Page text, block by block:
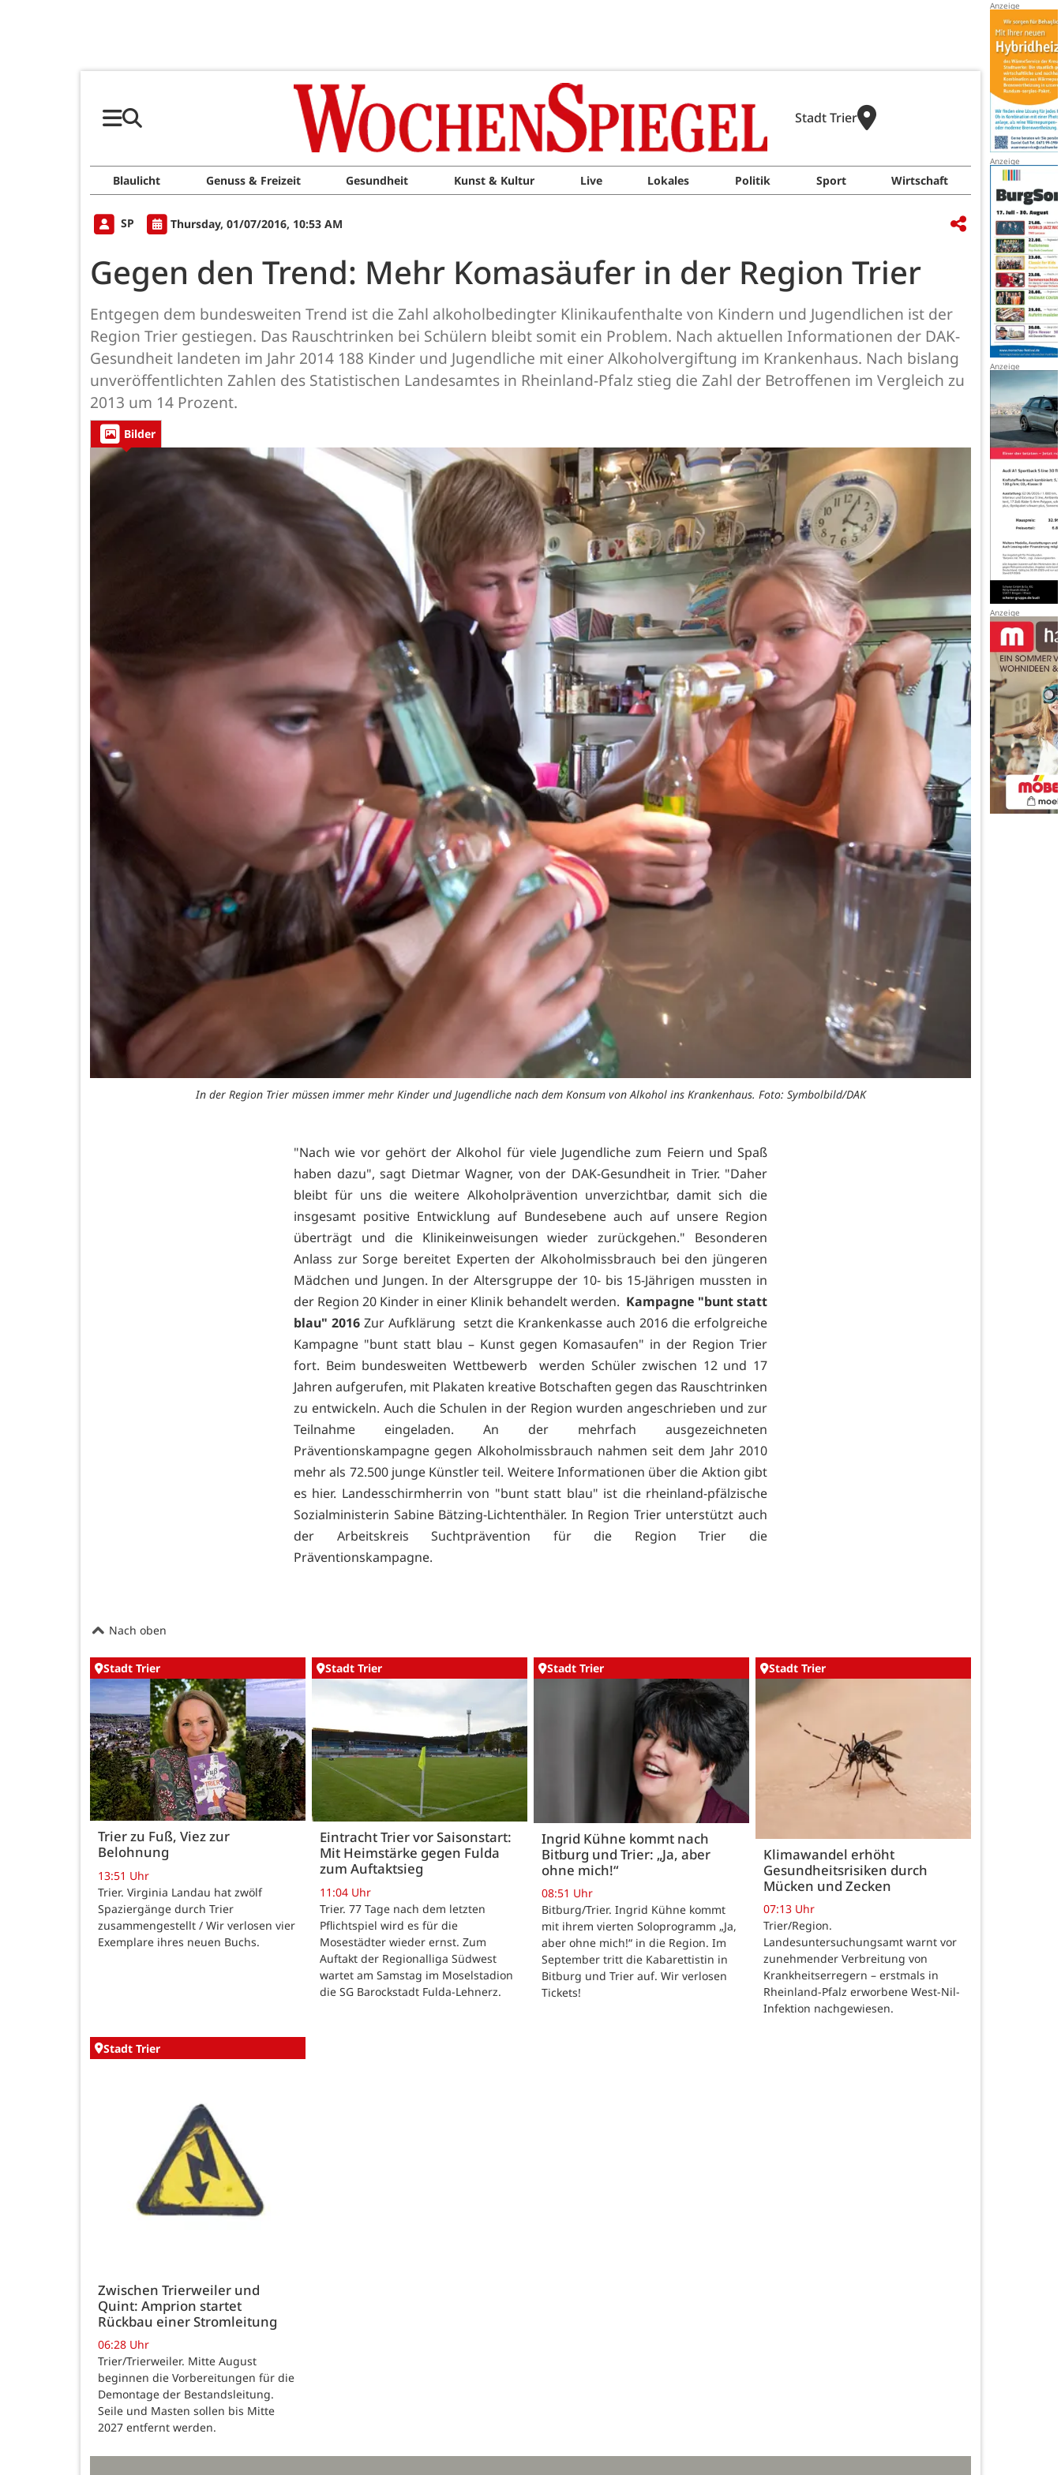
Stadt Trier
Blaulicht Genuss & Freizeit Gesundheit Kunst & Kultur Live Lokales Politik Sport Wirtschaft
SP Thursday, 01/07/2016, 10:53 AM
Gegen den Trend: Mehr Komasäufer in der Region Trier
Entgegen dem bundesweiten Trend ist die Zahl alkoholbedingter Klinikaufenthalte von Kindern und Jugendlichen ist der
Region Trier gestiegen. Das Rauschtrinken bei Schülern bleibt somit ein Problem. Nach aktuellen Informationen der DAK-
Gesundheit landeten im Jahr 2014 188 Kinder und Jugendliche mit einer Alkoholvergiftung im Krankenhaus. Nach bislang
unveröffentlichten Zahlen des Statistischen Landesamtes in Rheinland-Pfalz stieg die Zahl der Betroffenen im Vergleich zu
2013 um 14 Prozent.
Bilder
In der Region Trier müssen immer mehr Kinder und Jugendliche nach dem Konsum von Alkohol ins Krankenhaus. Foto: Symbolbild/DAK
"Nach wie vor gehört der Alkohol für viele Jugendliche zum Feiern und Spaß
haben dazu", sagt Dietmar Wagner, von der DAK-Gesundheit in Trier. "Daher
bleibt für uns die weitere Alkoholprävention unverzichtbar, damit sich die
insgesamt positive Entwicklung auf Bundesebene auch auf unsere Region
überträgt und die Klinikeinweisungen wieder zurückgehen." Besonderen
Anlass zur Sorge bereitet Experten der Alkoholmissbrauch bei den jüngeren
Mädchen und Jungen. In der Altersgruppe der 10- bis 15-Jährigen mussten in
der Region 20 Kinder in einer Klinik behandelt werden. Kampagne "bunt statt
blau" 2016Zur Aufklärung setzt die Krankenkasse auch 2016 die erfolgreiche
Kampagne "bunt statt blau – Kunst gegen Komasaufen" in der Region Trier
fort. Beim bundesweiten Wettbewerb werden Schüler zwischen 12 und 17
Jahren aufgerufen, mit Plakaten kreative Botschaften gegen das Rauschtrinken
zu entwickeln. Auch die Schulen in der Region wurden angeschrieben und zur
Teilnahme eingeladen. An der mehrfach ausgezeichneten
Präventionskampagne gegen Alkoholmissbrauch nahmen seit dem Jahr 2010
mehr als 72.500 junge Künstler teil. Weitere Informationen über die Aktion gibt
es hier. Landesschirmherrin von "bunt statt blau" ist die rheinland-pfälzische
Sozialministerin Sabine Bätzing-Lichtenthäler. In Region Trier unterstützt auch
der Arbeitskreis Suchtprävention für die Region Trier die
Präventionskampagne.
Nach oben
Stadt Trier
Trier zu Fuß, Viez zur
Belohnung
13:51 Uhr
Trier. Virginia Landau hat zwölf
Spaziergänge durch Trier
zusammengestellt / Wir verlosen vier
Exemplare ihres neuen Buchs.
Stadt Trier
Eintracht Trier vor Saisonstart:
Mit Heimstärke gegen Fulda
zum Auftaktsieg
11:04 Uhr
Trier. 77 Tage nach dem letzten
Pflichtspiel wird es für die
Mosestädter wieder ernst. Zum
Auftakt der Regionalliga Südwest
wartet am Samstag im Moselstadion
die SG Barockstadt Fulda-Lehnerz.
Stadt Trier
Ingrid Kühne kommt nach
Bitburg und Trier: „Ja, aber
ohne mich!“
08:51 Uhr
Bitburg/Trier. Ingrid Kühne kommt
mit ihrem vierten Soloprogramm „Ja,
aber ohne mich!“ in die Region. Im
September tritt die Kabarettistin in
Bitburg und Trier auf. Wir verlosen
Tickets!
Stadt Trier
Klimawandel erhöht
Gesundheitsrisiken durch
Mücken und Zecken
07:13 Uhr
Trier/Region.
Landesuntersuchungsamt warnt vor
zunehmender Verbreitung von
Krankheitserregern – erstmals in
Rheinland-Pfalz erworbene West-Nil-
Infektion nachgewiesen.
Stadt Trier
Zwischen Trierweiler und
Quint: Amprion startet
Rückbau einer Stromleitung
06:28 Uhr
Trier/Trierweiler. Mitte August
beginnen die Vorbereitungen für die
Demontage der Bestandsleitung.
Seile und Masten sollen bis Mitte
2027 entfernt werden.